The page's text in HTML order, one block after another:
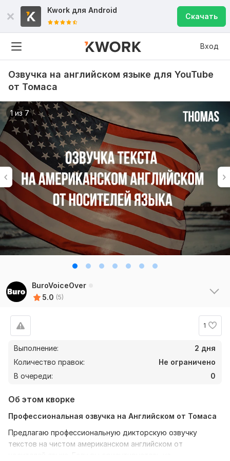
Kwork для Android
Скачать
Вход
Озвучка на английском языке для YouTube
от Томаса
1 из 7
BuroVoiceOver
5.0 (5)
1
Выполнение:
2 дня
Количество правок:
Не ограничено
В очереди:
0
Об этом кворке
Профессиональная озвучка на Английском от Томаса
Предлагаю профессиональную дикторскую озвучку
текстов на чистом американском английском от